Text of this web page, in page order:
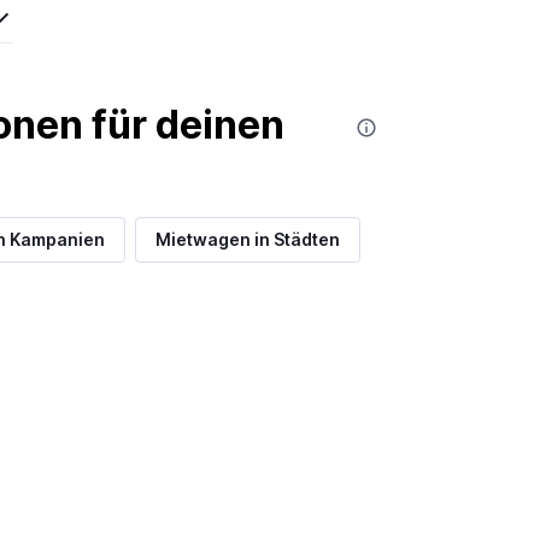
für deinen
Kampanien Mietwagen in Städten